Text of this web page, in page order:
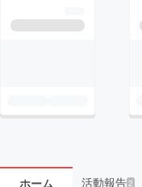
ホーム 活動報告2